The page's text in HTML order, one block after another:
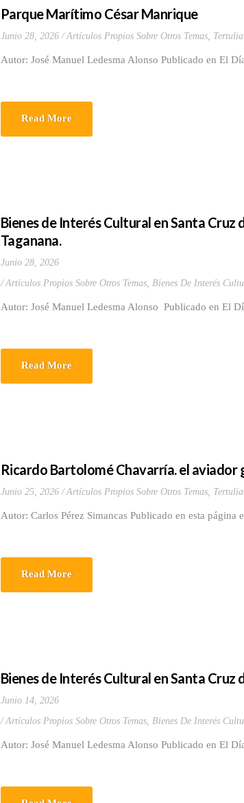
Parque Marítimo César Manrique
Junio 28, 2026 Artículos Propios Sobre Otros Temas,
Autor: José Manuel Ledesma Alonso Publicado en El
Read More
Bienes de Interés Cultural en Santa Cruz
Taganana.
Junio 28, 2026
Artículos Propios Sobre Otros Temas, Bienes De Interés
Autor: José Manuel Ledesma Alonso Publicado en El
Read More
Ricardo Bartolomé Chavarría. el aviador
Junio 25, 2026 Artículos Propios Sobre Otros Temas,
Autor: Carlos Pérez Simancas Publicado en esta página
Read More
Bienes de Interés Cultural en Santa Cruz
Junio 14, 2026
Artículos Propios Sobre Otros Temas, Bienes De Interés
Autor: José Manuel Ledesma Alonso Publicado en El